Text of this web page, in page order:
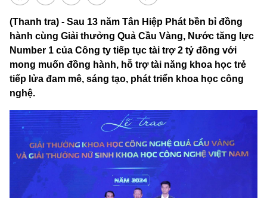
(Thanh tra) - Sau 13 năm Tân Hiệp Phát bền bỉ đồng
hành cùng Giải thưởng Quả Cầu Vàng, Nước tăng lực
Number 1 của Công ty tiếp tục tài trợ 2 tỷ đồng với
mong muốn đồng hành, hỗ trợ tài năng khoa học trẻ
tiếp lửa đam mê, sáng tạo, phát triển khoa học công
nghệ.